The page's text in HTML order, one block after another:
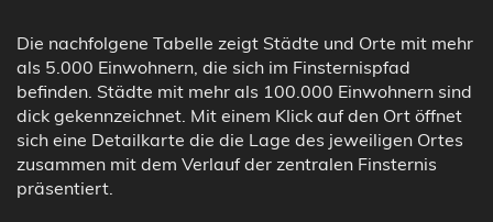
Die nachfolgene Tabelle zeigt Städte und Orte mit mehr
als 5.000 Einwohnern, die sich im Finsternispfad
befinden. Städte mit mehr als 100.000 Einwohnern sind
dick gekennzeichnet. Mit einem Klick auf den Ort öffnet
sich eine Detailkarte die die Lage des jeweiligen Ortes
zusammen mit dem Verlauf der zentralen Finsternis
präsentiert.